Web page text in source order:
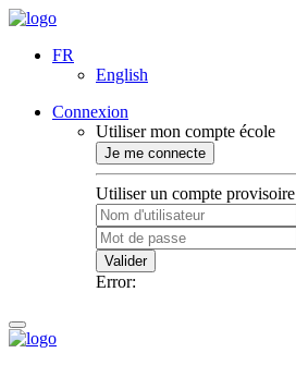
FR
English
Connexion
Utiliser mon compte école
Je me connecte
Utiliser un compte provisoire
Valider
Error: